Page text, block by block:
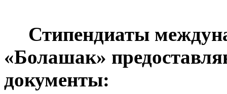
Стипендиаты
«Болашак»
документы: